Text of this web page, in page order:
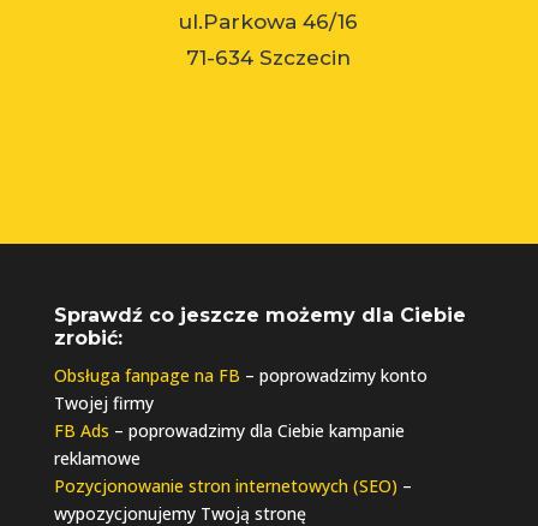
ul.Parkowa 46/16
71-634 Szczecin
Sprawdź co jeszcze możemy dla Ciebie
zrobić:
Obsługa fanpage na FB – poprowadzimy konto
Twojej firmy
FB Ads – poprowadzimy dla Ciebie kampanie
reklamowe
Pozycjonowanie stron internetowych (SEO) –
wypozycjonujemy Twoją stronę